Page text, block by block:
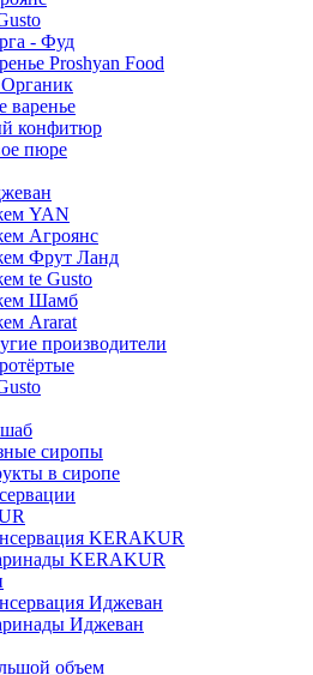
- Фуд
Proshyan Food
варенье
конфитюр
пюре
YAN
Агроянс
Фрут Ланд
te Gusto
Шамб
Ararat
производители
сиропы
в сиропе
KERAKUR
KERAKUR
Иджеван
Иджеван
объем